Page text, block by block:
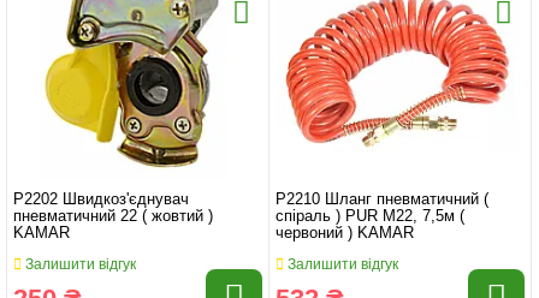
P2202 Швидкоз'єднувач
пневматичний 22 ( жовтий )
KAMAR
Залишити відгук
P2210 Шланг пневматичний (
спіраль ) PUR M22, 7,5м (
червоний ) KAMAR
Залишити відгук